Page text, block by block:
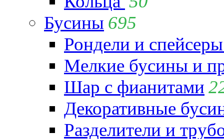
Бусины 695
Рондели и
Мелкие бусины и
Шар с фианитами
Декоративные
Разделители и